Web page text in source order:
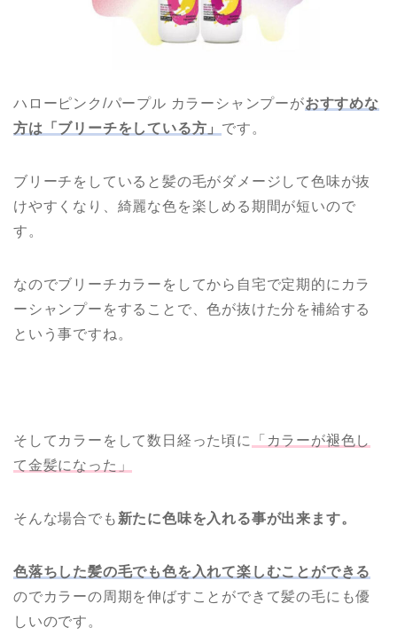
ハローピンク/パープル カラーシャンプーがおすすめな
方は「ブリーチをしている方」 です。
ブリーチをしていると髪の毛がダメージして色味が抜
けやすくなり、綺麗な色を楽しめる期間が短いので
す。
なのでブリーチカラーをしてから自宅で定期的にカラ
ーシャンプーをすることで、色が抜けた分を補給する
という事ですね。
そしてカラーをして数日経った頃に
「カラーが褪色し
て金髪になった」
そんな場合でも 新たに色味を入れる事が出来ます。
色落ちした髪の毛でも色を入れて楽しむことができる
のでカラーの周期を伸ばすことができて髪の毛にも優
しいのです。